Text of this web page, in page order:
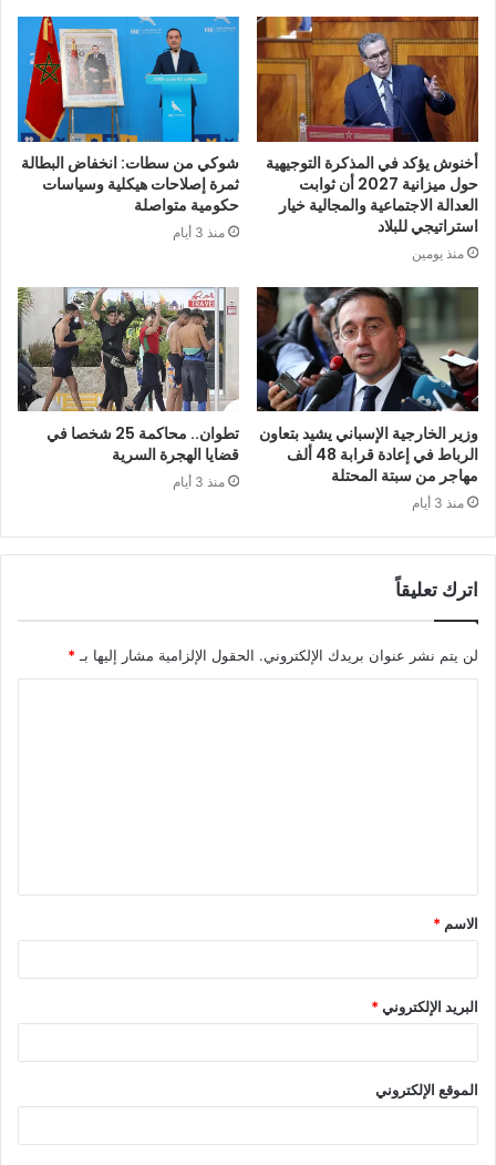
أخنوش يؤكد في المذكرة التوجيهية
حول ميزانية 2027 أن ثوابت
العدالة الاجتماعية والمجالية خيار
استراتيجي للبلاد
منذ يومين
شوكي من سطات: انخفاض البطالة
ثمرة إصلاحات هيكلية وسياسات
حكومية متواصلة
منذ 3 أيام
وزير الخارجية الإسباني يشيد بتعاون
الرباط في إعادة قرابة 48 ألف
مهاجر من سبتة المحتلة
منذ 3 أيام
تطوان.. محاكمة 25 شخصا في
قضايا الهجرة السرية
منذ 3 أيام
اترك تعليقاً
لن يتم نشر عنوان بريدك الإلكتروني. الحقول الإلزامية مشار إليها بـ *
ق
*
الاسم *
البريد الإلكتروني*
الموقع الإلكتروني